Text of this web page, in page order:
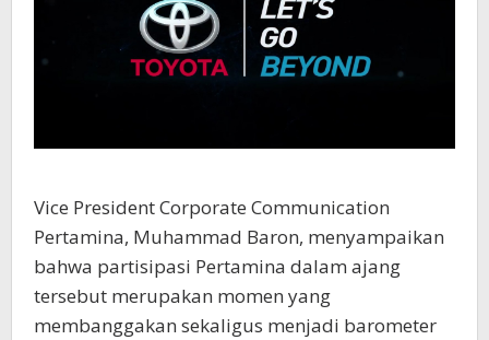
Vice President Corporate Communication
Pertamina, Muhammad Baron, menyampaikan
bahwa partisipasi Pertamina dalam ajang
tersebut merupakan momen yang
membanggakan sekaligus menjadi barometer